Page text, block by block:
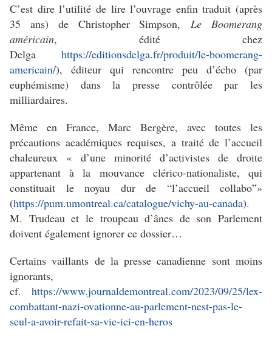
C’est dire l’utilité de lire l’ouvrage enfin traduit (après
35 ans) de Christopher Simpson,Le Boomerang
américain, édité chez
Delga https://editionsdelga.fr/produit/le-boomerang-
americain/), éditeur qui rencontre peu d’écho (par
euphémisme) dans la presse contrôlée par les
milliardaires.
Même en France, Marc Bergère, avec toutes les
précautions académiques requises, a traité de l’accueil
chaleureux « d’une minorité d’activistes de droite
appartenant à la mouvance clérico-nationaliste, qui
constituait le noyau dur de “l’accueil collabo”»
(https://pum.umontreal.ca/catalogue/vichy-au-canada).
M. Trudeau et le troupeau d’ânes de son Parlement
doivent également ignorer ce dossier…
Certains vaillants de la presse canadienne sont moins
ignorants,
cf. https://www.journaldemontreal.com/2023/09/25/lex-
combattant-nazi-ovationne-au-parlement-nest-pas-le-
seul-a-avoir-refait-sa-vie-ici-en-heros